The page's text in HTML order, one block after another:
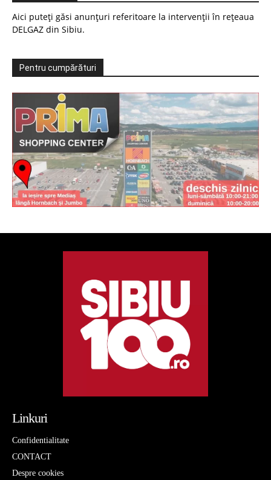
Aici puteți găsi anunțuri referitoare la intervenții în rețeaua
DELGAZ din Sibiu.
Pentru cumpărături
Linkuri
Confidentialitate
CONTACT
Despre cookies